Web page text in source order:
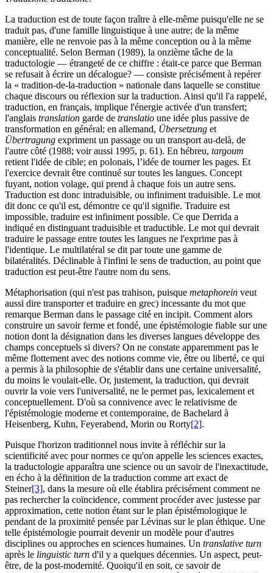
La traduction est de toute façon traître à elle-même puisqu'elle ne se
traduit pas, d'une famille linguistique à une autre; de la même
manière, elle ne renvoie pas à la même conception ou à la même
conceptualité. Selon Berman (1989), la onzième tâche de la
traductologie — étrangeté de ce chiffre : était-ce parce que Berman
se refusait à écrire un décalogue? — consiste précisément à repérer
la « tradition-de-la-traduction » nationale dans laquelle se constitue
chaque discours ou réflexion sur la traduction. Ainsi qu'il l'a rappelé,
traduction, en français, implique l'énergie activée d'un transfert;
l'anglais translation garde de translatio une idée plus passive de
transformation en général; en allemand, Übersetzung et
Übertragung expriment un passage ou un transport au-delà, de
l'autre côté (1988; voir aussi 1995, p. 61). En hébreu, targoum
retient l'idée de cible; en polonais, l’idée de tourner les pages. Et
l'exercice devrait être continué sur toutes les langues. Concept
fuyant, notion volage, qui prend à chaque fois un autre sens.
Traduction est donc intraduisible, ou infiniment traduisible. Le mot
dit donc ce qu'il est, démontre ce qu'il signifie. Traduire est
impossible, traduire est infiniment possible. Ce que Derrida a
indiqué en distinguant traduisible et traductible. Le mot qui devrait
traduire le passage entre toutes les langues ne l'exprime pas à
l'identique. Le multilatéral se dit par toute une gamme de
bilatéralités. Déclinable à l'infini le sens de traduction, au point que
traduction est peut-être l'autre nom du sens.
Métaphorisation (qui n'est pas trahison, puisque metaphorein veut
aussi dire transporter et traduire en grec) incessante du mot que
remarque Berman dans le passage cité en incipit. Comment alors
construire un savoir ferme et fondé, une épistémologie fiable sur une
notion dont la désignation dans les diverses langues développe des
champs conceptuels si divers? On ne constate apparemment pas le
même flottement avec des notions comme vie, être ou liberté, ce qui
a permis à la philosophie de s'établir dans une certaine universalité,
du moins le voulait-elle. Or, justement, la traduction, qui devrait
ouvrir la voie vers l'universalité, ne le permet pas, lexicalement et
conceptuellement. D'où sa connivence avec le relativisme de
l'épistémologie moderne et contemporaine, de Bachelard à
Heisenberg, Kuhn, Feyerabend, Morin ou Rorty[2].
Puisque l'horizon traditionnel nous invite à réfléchir sur la
scientificité avec pour normes ce qu'on appelle les sciences exactes,
la traductologie apparaîtra une science ou un savoir de l'inexactitude,
en écho à la définition de la traduction comme art exact de
Steiner[3], dans la mesure où elle établira précisément comment ne
pas rechercher la coïncidence, comment procéder avec justesse par
approximation, cette notion étant sur le plan épistémologique le
pendant de la proximité pensée par Lévinas sur le plan éthique. Une
telle épistémologie pourrait devenir un modèle pour d'autres
disciplines ou approches en sciences humaines. Un translative turn
après le linguistic turn d'il y a quelques décennies. Un aspect, peut-
être, de la post-modernité. Quoiqu'il en soit, ce savoir de